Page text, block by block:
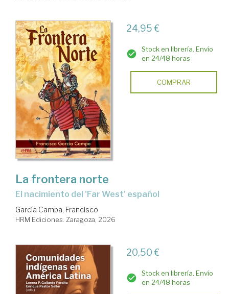
24,95 €
Stock en librería. Envío
en 24/48 horas
COMPRAR
La frontera norte
El nacimiento del 'Far West' español
García Campa, Francisco
HRM Ediciones. Zaragoza, 2026
20,50 €
Stock en librería. Envío
en 24/48 horas